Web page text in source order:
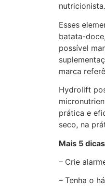
Esses
batata-
possível
marca
Hydrolift
prática e
seco, na
Mais 5
– Crie
– Tenha o